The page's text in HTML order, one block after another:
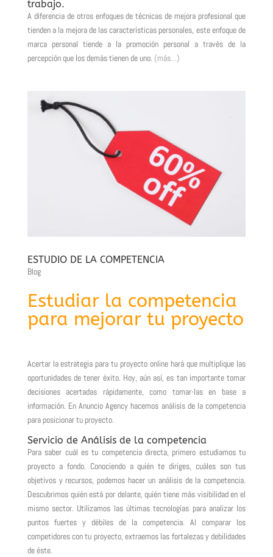
trabajo.
A diferencia de otros enfoques de técnicas de mejora profesional que
tienden a la mejora de las características personales, este enfoque de
marca personal tiende a la promoción personal a través de la
percepción que los demás tienen de uno. (más…)
ESTUDIO DE LA COMPETENCIA
Blog
Estudiar la competencia
para mejorar tu proyecto
Acertar la estrategia para tu proyecto online hará que multiplique las
oportunidades de tener éxito. Hoy, aún así, es tan importante tomar
decisiones acertadas rápidamente, como tomar-las en base a
información. En Anuncio Agency hacemos análisis de la competencia
para posicionar tu proyecto.
Servicio de Análisis de la competencia
Para saber cuál es tu competencia directa, primero estudiamos tu
proyecto a fondo. Conociendo a quién te diriges, cuáles son tus
objetivos y recursos, podemos hacer un análisis de la competencia.
Descubrimos quién está por delante, quién tiene más visibilidad en el
mismo sector. Utilizamos las últimas tecnologías para analizar los
puntos fuertes y débiles de la competencia. Al comparar los
competidores con tu proyecto, extraemos las fortalezas y debilidades
de éste.